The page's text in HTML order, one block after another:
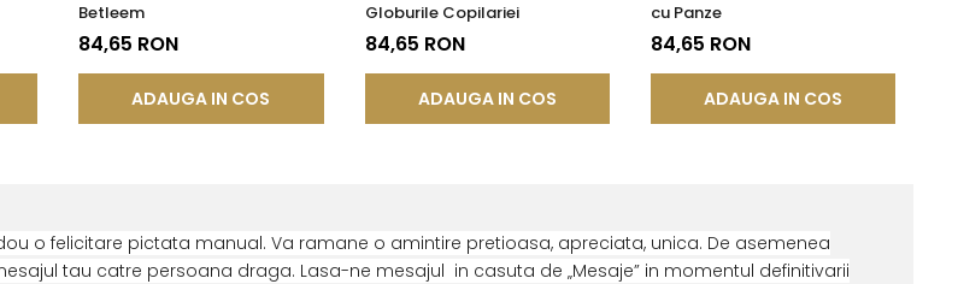
Betleem
84,65 RON
ADAUGA IN COS
Globurile Copilariei
84,65 RON
ADAUGA IN COS
cu Panze
84,65 RON
ADAUGA IN COS
o felicitare pictata manual. Va ramane o amintire pretioasa, apreciata, unica. De asemenea
tau catre persoana draga. Lasa-ne mesajul in casuta de „Mesaje” in momentul definitivarii